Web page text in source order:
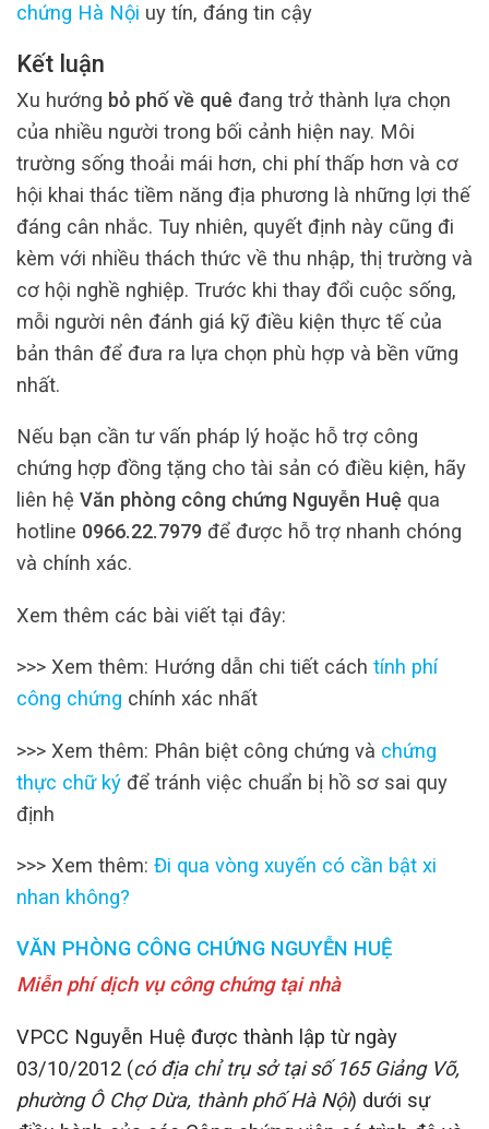
chứng Hà Nội uy tín, đáng tin cậy
Kết luận
Xu hướng bỏ phố về quê đang trở thành lựa chọn
của nhiều người trong bối cảnh hiện nay. Môi
trường sống thoải mái hơn, chi phí thấp hơn và cơ
hội khai thác tiềm năng địa phương là những lợi thế
đáng cân nhắc. Tuy nhiên, quyết định này cũng đi
kèm với nhiều thách thức về thu nhập, thị trường và
cơ hội nghề nghiệp. Trước khi thay đổi cuộc sống,
mỗi người nên đánh giá kỹ điều kiện thực tế của
bản thân để đưa ra lựa chọn phù hợp và bền vững
nhất.
Nếu bạn cần tư vấn pháp lý hoặc hỗ trợ công
chứng hợp đồng tặng cho tài sản có điều kiện, hãy
liên hệ Văn phòng công chứng Nguyễn Huệ qua
hotline 0966.22.7979 để được hỗ trợ nhanh chóng
và chính xác.
Xem thêm các bài viết tại đây:
>>> Xem thêm: Hướng dẫn chi tiết cách tính phí
công chứng chính xác nhất
>>> Xem thêm: Phân biệt công chứng và chứng
thực chữ ký để tránh việc chuẩn bị hồ sơ sai quy
định
>>> Xem thêm: Đi qua vòng xuyến có cần bật xi
nhan không?
VĂN PHÒNG CÔNG CHỨNG NGUYỄN HUỆ
Miễn phí dịch vụ công chứng tại nhà
VPCC Nguyễn Huệ được thành lập từ ngày
03/10/2012 (có địa chỉ trụ sở tại số 165 Giảng Võ,
phường Ô Chợ Dừa, thành phố Hà Nội) dưới sự